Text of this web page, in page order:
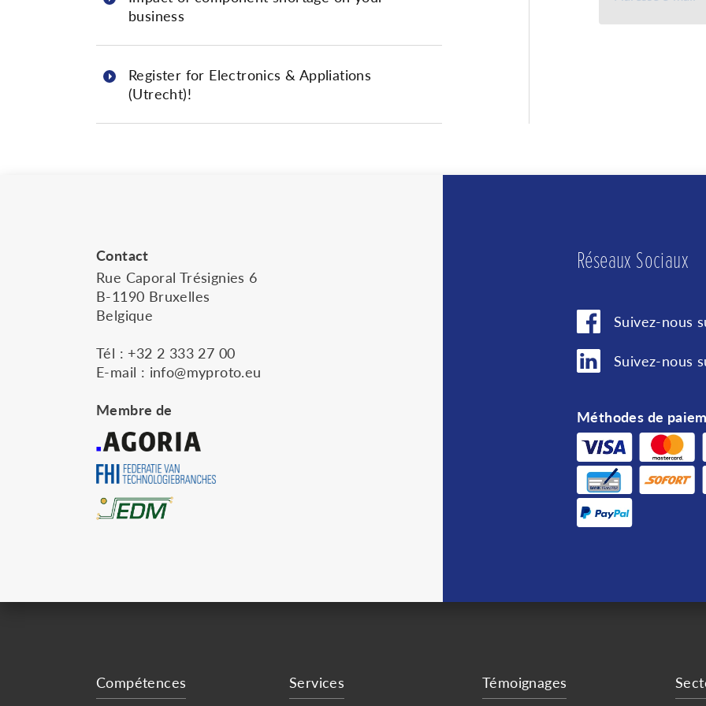
business
Register for Electronics & Appliations
(Utrecht)!
Contact
Rue Caporal Trésignies 6
B-1190 Bruxelles
Belgique
Tél : +32 2 333 27 00
E-mail : info@myproto.eu
Membre de
Réseaux Sociaux
Suivez-nous
Suivez-nous
Méthodes de
Compétences Services Témoignages